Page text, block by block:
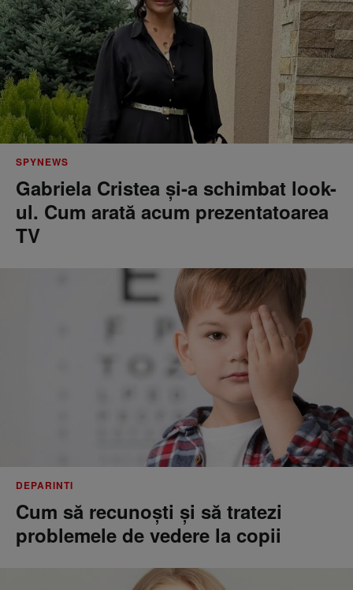
SPYNEWS
Gabriela Cristea și-a schimbat look-
ul. Cum arată acum prezentatoarea
TV
DEPARINTI
Cum să recunoști și să tratezi
problemele de vedere la copii